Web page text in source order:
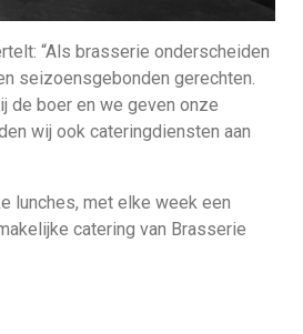
“Als brasserie onderscheiden
seizoensgebonden gerechten.
de boer en we geven onze
wij ook cateringdiensten aan
lunches, met elke week een
catering van Brasserie